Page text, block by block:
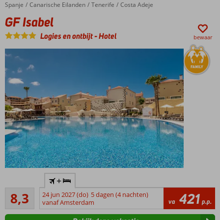
en 7 bars
Suites met
hydromassagebad
Home
Spanje Canarische Eilanden Tenerife Costa Adeje
GF Isabel
GF Isabel
Logies en ontbijt-Hotel bewaar
Accommodatie met een
GSTC erkend
duurzaamheidscertificaat
Op
loopafstand
8,3Zeer goed
41
beoordelingen
+
24 jun 2027 (do) 5 dagen (4 nachten)
vanaf Amsterdam
va 421 p.p.